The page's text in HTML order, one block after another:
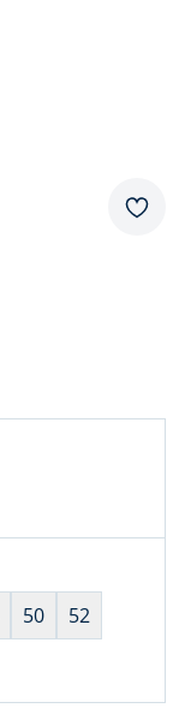
50
52